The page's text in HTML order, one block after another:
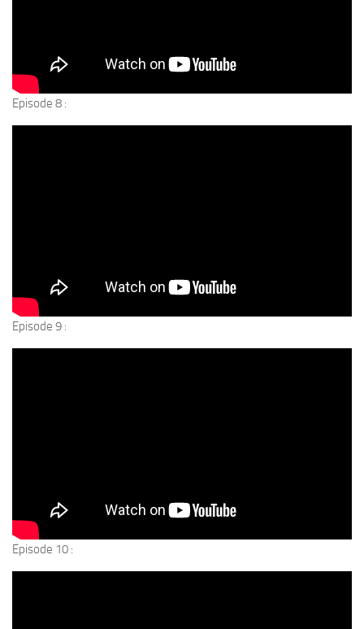
Episode 8 :
Episode 9 :
Episode 10 :